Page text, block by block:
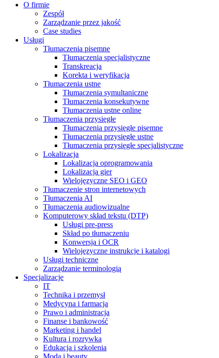
O firmie
Zespół
Zarządzanie przez jakość
Case studies
Usługi
Tłumaczenia pisemne
Tłumaczenia specjalistyczne
Transkreacja
Korekta i weryfikacja
Tłumaczenia ustne
Tłumaczenia symultaniczne
Tłumaczenia konsekutywne
Tłumaczenia ustne online
Tłumaczenia przysięgłe
Tłumaczenia przysięgłe pisemne
Tłumaczenia przysięgłe ustne
Tłumaczenia przysięgłe specjalistyczne
Lokalizacja
Lokalizacja oprogramowania
Lokalizacja gier
Wielojęzyczne SEO i GEO
Tłumaczenie stron internetowych
Tłumaczenia AI
Tłumaczenia audiowizualne
Komputerowy skład tekstu (DTP)
Usługi pre-press
Skład po tłumaczeniu
Konwersja i OCR
Wielojęzyczne instrukcje i katalogi
Usługi techniczne
Zarządzanie terminologią
Specjalizacje
IT
Technika i przemysł
Medycyna i farmacja
Prawo i administracja
Finanse i bankowość
Marketing i handel
Kultura i rozrywka
Edukacja i szkolenia
Moda i beauty